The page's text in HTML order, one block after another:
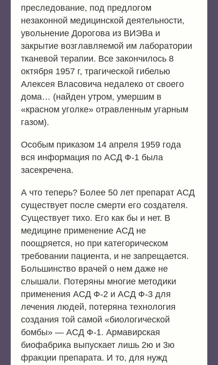
преследование, под предлогом
незаконной медицинской деятельности,
увольнение Дорогова из ВИЭВа и
закрытие возглавляемой им лаборатории
тканевой терапии. Все закончилось 8
октября 1957 г, трагической гибелью
Алексея Власовича недалеко от своего
дома… (найден утром, умершим в
«красном уголке» отравленным угарным
газом).
Особым приказом 14 апреля 1959 года
вся информация по АСД Ф-1 была
засекречена.
А что теперь? Более 50 лет препарат АСД
существует после смерти его создателя.
Существует тихо. Его как бы и нет. В
медицине применение АСД не
поощряется, но при категорическом
требовании пациента, и не запрещается.
Большинство врачей о нем даже не
слышали. Потеряны многие методики
применения АСД Ф-2 и АСД Ф-3 для
лечения людей, потеряна технология
создания той самой «биологической
бомбы» — АСД Ф-1. Армавирская
биофабрика выпускает лишь 2ю и 3ю
фракции препарата. И то, для нужд